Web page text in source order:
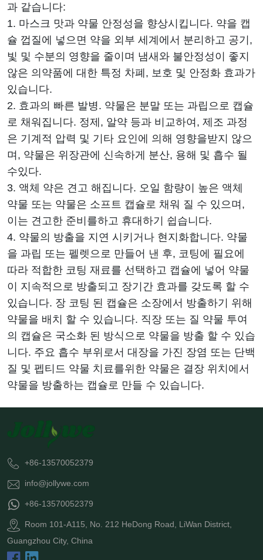
과 같습니다:
1. 마스크 맛과 약물 안정성을 향상시킵니다. 약을 캡
슐 껍질에 넣으면 약을 외부 세계에서 분리하고 공기,
빛 및 수분의 영향을 줄이며 냄새와 불안정성이 좋지
않은 의약품에 대한 특정 차폐, 보호 및 안정화 효과가
있습니다.
2. 효과의 빠른 발병. 약물은 분말 또는 과립으로 캡슐
로 채워집니다. 정제, 알약 등과 비교하여, 제조 과정
은 기계적 압력 및 기타 요인에 의해 영향을받지 않으
며, 약물은 위장관에 신속하게 분산, 용해 및 흡수 될
수있다.
3. 액체 약은 견고 해집니다. 오일 함량이 높은 액체
약물 또는 약물은 소프트 캡슐로 채워 질 수 있으며,
이는 견고한 준비를하고 휴대하기 쉽습니다.
4. 약물의 방출을 지연 시키거나 현지화합니다. 약물
을 과립 또는 펠렛으로 만들어 낸 후, 코팅에 필요에
따라 적합한 코팅 재료를 선택하고 캡슐에 넣어 약물
이 지속적으로 방출되고 장기간 효과를 갖도록 할 수
있습니다. 장 코팅 된 캡슐은 소장에서 방출하기 위해
약물을 배치 할 수 있습니다. 직장 또는 질 약물 투여
의 캡슐은 국소화 된 방식으로 약물을 방출 할 수 있습
니다. 주요 흡수 부위로서 대장을 가진 장염 또는 단백
질 및 펩티드 약물 치료를위한 약물은 결장 위치에서
약물을 방출하는 캡슐로 만들 수 있습니다.
+86-13570052379
info@jollywe.com
+86-13570052379
Room 101-A115, No. 212 HeDong Road, LiWan District,
Guangzhou City, China